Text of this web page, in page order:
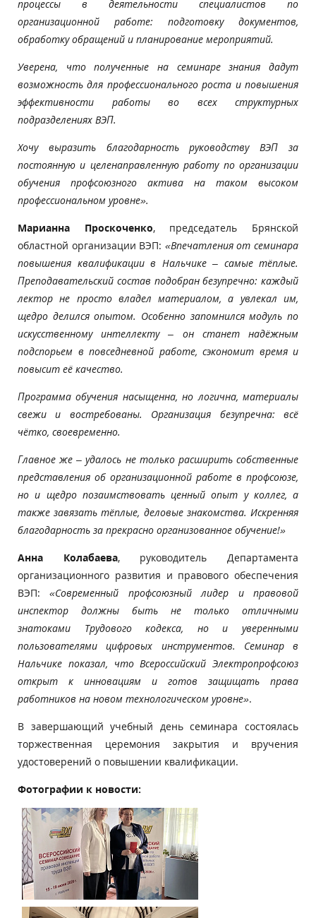
процессы в деятельности специалистов по
организационной работе: подготовку документов,
обработку обращений и планирование мероприятий.
Уверена, что полученные на семинаре знания дадут
возможность для профессионального роста и повышения
эффективности работы во всех структурных
подразделениях ВЭП.
Хочу выразить благодарность руководству ВЭП за
постоянную и целенаправленную работу по организации
обучения профсоюзного актива на таком высоком
профессиональном уровне».
Марианна Проскоченко, председатель Брянской
областной организации ВЭП: «Впечатления от семинара
повышения квалификации в Нальчике – самые тёплые.
Преподавательский состав подобран безупречно: каждый
лектор не просто владел материалом, а увлекал им,
щедро делился опытом. Особенно запомнился модуль по
искусственному интеллекту – он станет надёжным
подспорьем в повседневной работе, сэкономит время и
повысит её качество.
Программа обучения насыщенна, но логична, материалы
свежи и востребованы. Организация безупречна: всё
чётко, своевременно.
Главное же – удалось не только расширить собственные
представления об организационной работе в профсоюзе,
но и щедро позаимствовать ценный опыт у коллег, а
также завязать тёплые, деловые знакомства. Искренняя
благодарность за прекрасно организованное обучение!»
Анна Колабаева, руководитель Департамента
организационного развития и правового обеспечения
ВЭП:«Современный профсоюзный лидер и правовой
инспектор должны быть не только отличными
знатоками Трудового кодекса, но и уверенными
пользователями цифровых инструментов. Семинар в
Нальчике показал, что Всероссийский Электропрофсоюз
открыт к инновациям и готов защищать права
работников на новом технологическом уровне».
В завершающий учебный день семинара состоялась
торжественная церемония закрытия и вручения
удостоверений о повышении квалификации.
Фотографии к новости: